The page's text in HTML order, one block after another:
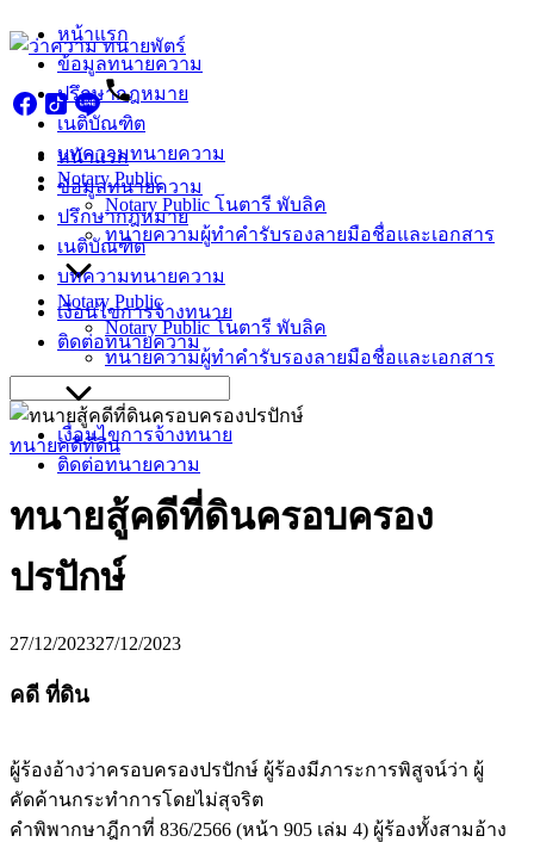
Skip
to
content
หน้าแรก
ข้อมูลทนายความ
ปรึกษากฎหมาย
เนติบัณฑิต
บทความทนายความ
Notary Public
Notary Public โนตารี พับลิค
ทนายความผู้ทำคำรับรองลายมือชื่อและเอกสาร
เงื่อนไขการจ้างทนาย
ติดต่อทนายความ
หน้าแรก
ข้อมูลทนายความ
ปรึกษากฎหมาย
เนติบัณฑิต
บทความทนายความ
Notary Public
Notary Public โนตารี พับลิค
ทนายความผู้ทำคำรับรองลายมือชื่อและเอกสาร
เงื่อนไขการจ้างทนาย
ติดต่อทนายความ
for:
ทนายคดีที่ดิน
ทนายสู้คดีที่ดินครอบครอง
ปรปักษ์
27/12/202327/12/2023
คดี ที่ดิน
ผู้ร้องอ้างว่าครอบครองปรปักษ์ ผู้ร้องมีภาระการพิสูจน์ว่า ผู้
คัดค้านกระทำการโดยไม่สุจริต
คำพิพากษาฎีกาที่ 836/2566 (หน้า 905 เล่ม 4) ผู้ร้องทั้งสามอ้าง